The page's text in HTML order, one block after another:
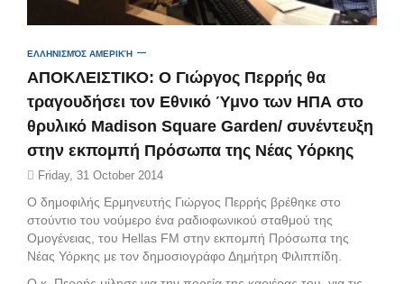
ΕΛΛΗΝΙΣΜΌΣ ΑΜΕΡΙΚΉ
ΑΠΟΚΛΕΙΣΤΙΚΟ: O Γιώργος Περρής θα
τραγουδήσει τον Εθνικό Ύμνο των ΗΠΑ στο
θρυλικό Madison Square Garden/ συνέντευξη
στην εκπομπή Πρόσωπα της Νέας Υόρκης
Friday, 31 October 2014
Ο δημοφιλής Ερμηνευτής Γιώργος Περρής βρέθηκε στο
στούντιο του νούμερο ένα ραδιοφωνικού σταθμού της
Ομογένειας, του Hellas FM στην εκπομπή Πρόσωπα της
Νέας Υόρκης με τον δημοσιογράφο Δημήτρη Φιλιππίδη.